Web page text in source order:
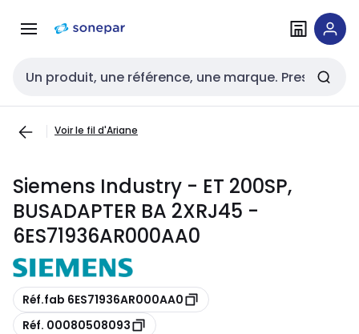
navigation au
Entrée de recherche
Voir le fil d'Ariane
Siemens Industry - ET 200SP,
BUSADAPTER BA 2XRJ45 -
6ES71936AR000AA0
Copie
Réf.fab 6ES71936AR000AA0
Copie
Réf. 00080508093